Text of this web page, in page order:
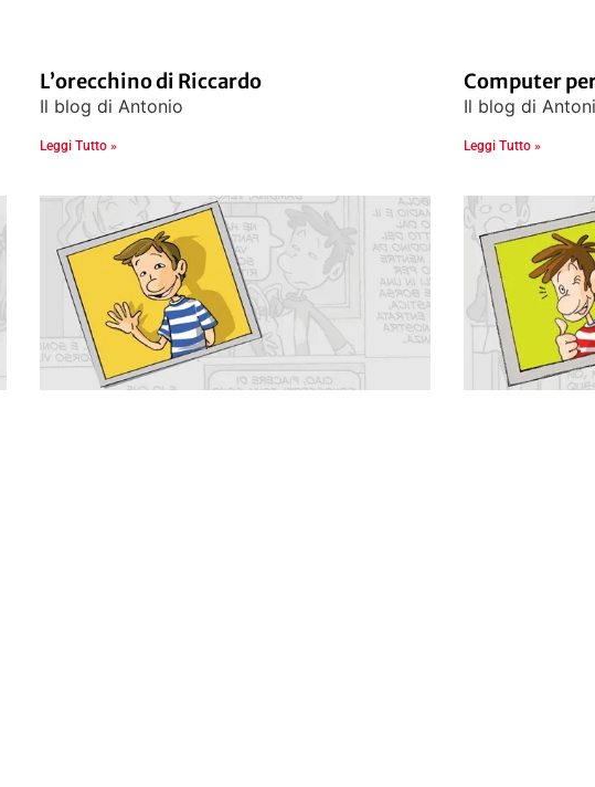
L’orecchino di Riccardo
Il blog di Antonio
Leggi Tutto »
Computer
Il blog di
Leggi Tutto »